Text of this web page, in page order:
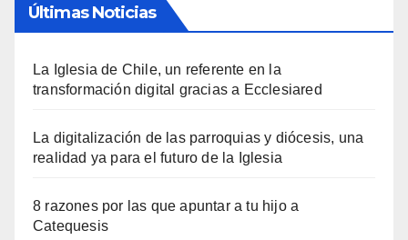
Últimas Noticias
La Iglesia de Chile, un referente en la
transformación digital gracias a Ecclesiared
La digitalización de las parroquias y diócesis, una
realidad ya para el futuro de la Iglesia
8 razones por las que apuntar a tu hijo a
Catequesis